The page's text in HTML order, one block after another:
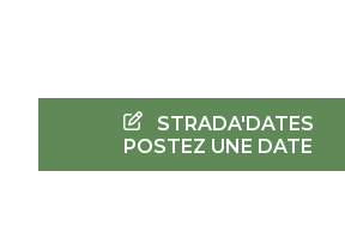
STRADA'DATES
POSTEZ UNE DATE